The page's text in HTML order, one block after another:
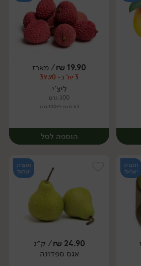
יח׳
19.90
₪/ מארז
3 יח' ב- 39.90
ליצ'י
300 גרם
6.63 ₪ ל-100 גרם
הוספה לסל
מארז
תוצרת
ישראל
תוצרת
ישראל
24.90
₪/ ק״ג
אגס ספדונה